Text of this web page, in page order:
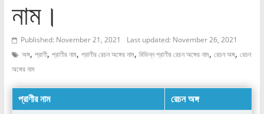
নাম।
Published: November 21, 2021
Last updated: November 26, 2021
অঙ্গ, প্রাণী, প্রাণীর নাম, প্রাণীর রেচন অঙ্গের নাম, বিভিন্ন প্রাণীর রেচন অঙ্গের নাম, রেচন অঙ্গ, রেচন
অঙ্গের নাম
প্রাণীর নাম
রেচন অঙ্গ